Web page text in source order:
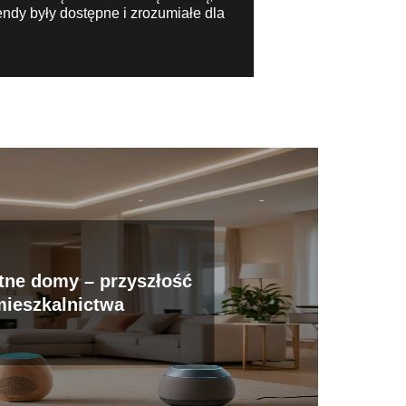
były dostępne i zrozumiałe dla
domy – przyszłość